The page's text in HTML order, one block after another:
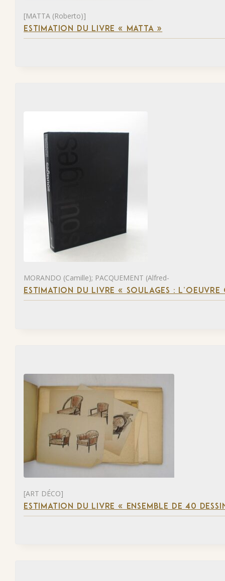
[MATTA (Roberto)]
ESTIMATION DU LIVRE « MATTA »
MORANDO (Camille); PACQUEMENT (Alfred-
ESTIMATION DU LIVRE « SOULAGES :
[ART DÉCO]
ESTIMATION DU LIVRE « ENSEMBLE DE 40